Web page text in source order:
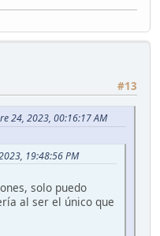
#13
24, 2023, 00:16:17 AM
19:48:56 PM
solo puedo
al ser el único que